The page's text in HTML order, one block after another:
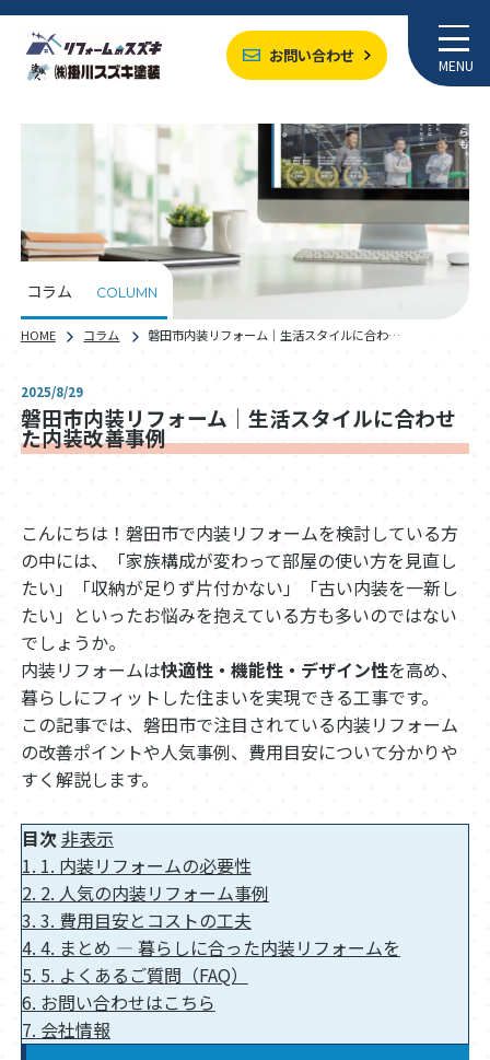
お問い合わせ MENU
コラム COLUMN
HOME コラム 磐田市内装リフォーム｜生活スタイルに合わ…
2025/8/29
磐田市内装リフォーム｜生活スタイルに合わせ
た内装改善事例
こんにちは！磐田市で内装リフォームを検討している方
の中には、「家族構成が変わって部屋の使い方を見直し
たい」「収納が足りず片付かない」「古い内装を一新し
たい」といったお悩みを抱えている方も多いのではない
でしょうか。
内装リフォームは快適性・機能性・デザイン性を高め、
暮らしにフィットした住まいを実現できる工事です。
この記事では、磐田市で注目されている内装リフォーム
の改善ポイントや人気事例、費用目安について分かりや
すく解説します。
目次非表示
1. 1. 内装リフォームの必要性
2. 2. 人気の内装リフォーム事例
3. 3. 費用目安とコストの工夫
4. 4. まとめ ― 暮らしに合った内装リフォームを
5. 5. よくあるご質問（FAQ）
6. お問い合わせはこちら
7. 会社情報